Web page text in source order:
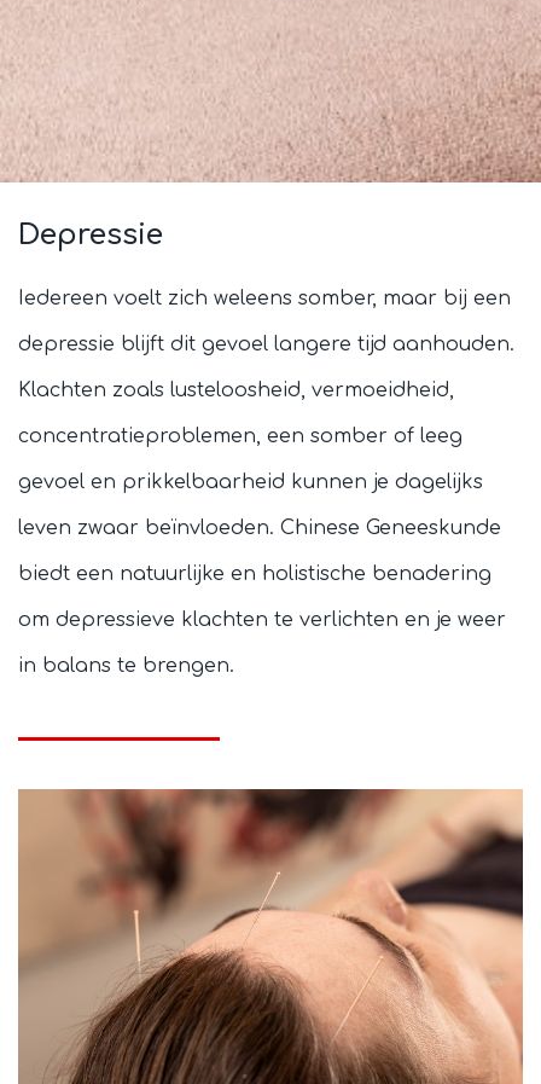
Depressie
Depressie
Iedereen voelt zich weleens somber, maar bij een
depressie blijft dit gevoel langere tijd aanhouden.
Klachten zoals lusteloosheid, vermoeidheid,
concentratieproblemen, een somber of leeg
gevoel en prikkelbaarheid kunnen je dagelijks
leven zwaar beïnvloeden. Chinese Geneeskunde
biedt een natuurlijke en holistische benadering
om depressieve klachten te verlichten en je weer
in balans te brengen.